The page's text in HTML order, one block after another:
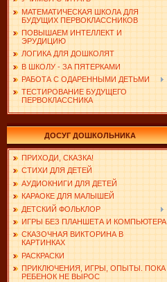
МАТЕМАТИЧЕСКАЯ ШКОЛА ДЛЯ
БУДУЩИХ ПЕРВОКЛАССНИКОВ
ПОВЫШАЕМ ИНТЕЛЛЕКТ И
ЭРУДИЦИЮ
ЛОГИКА ДЛЯ ДОШКОЛЯТ
В ШКОЛУ - ЗА ПЯТЕРКАМИ
РАБОТА С ОДАРЕННЫМИ ДЕТЬМИ
ТЕСТИРОВАНИЕ БУДУЩЕГО
ПЕРВОКЛАССНИКА
ДОСУГ ДОШКОЛЬНИКА
ПРИХОДИ, СКАЗКА!
СТИХИ ДЛЯ ДЕТЕЙ
АУДИОКНИГИ ДЛЯ ДЕТЕЙ
КАРАОКЕ ДЛЯ МАЛЫШЕЙ
ДЕТСКИЙ ФОЛЬКЛОР
ИГРЫ БЕЗ ПЛАНШЕТА И КОМПЬЮТЕРА
СКАЗОЧНАЯ ВИКТОРИНА В
КАРТИНКАХ
РАСКРАСКИ
ПРИКЛЮЧЕНИЯ, ИГРЫ, ОПЫТЫ. ПОКА
РЕБЕНОК НЕ ВЫРОС